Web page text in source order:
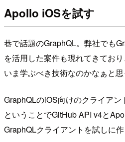
Apollo iOSを試す
巷で話題のGraphQL。弊社でも
を活用した案件も現れてきてお
いま学ぶべき技術なのかなぁと思
GraphQLのiOS向けのクライアン
ということでGitHub API v4と
GraphQLクライアントを試しに作